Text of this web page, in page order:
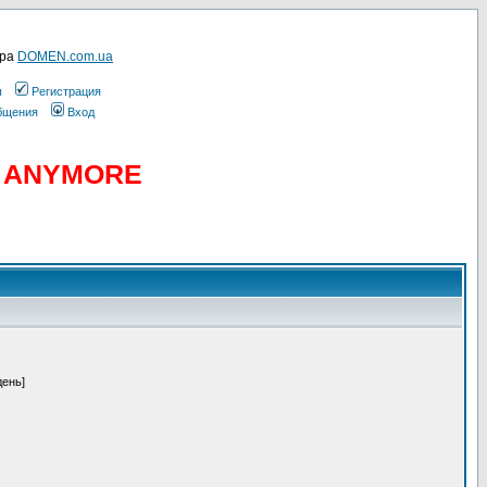
DOMEN.com.ua
Регистрация
Вход